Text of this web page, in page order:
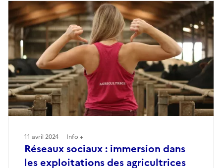
Réseaux sociaux : immersion dans
les exploitations des agricultrices
11 avril 2024 Info +